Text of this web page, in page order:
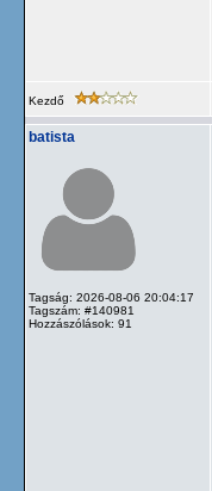
Kezdő
batista
Tagság: 2026-08-06 20:04:17
Tagszám: #140981
Hozzászólások: 91